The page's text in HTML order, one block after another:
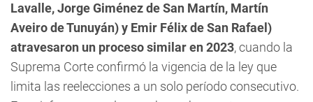
Lavalle, Jorge Giménez de San Martín, Martín
Aveiro de Tunuyán) y Emir Félix de San Rafael)
atravesaron un proceso similar en 2023, cuando la
Suprema Corte confirmó la vigencia de la ley que
limita las reelecciones a un solo período consecutivo.